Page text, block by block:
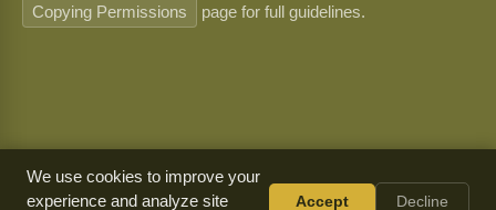
Copying Permissions
page for full guidelines.
We use cookies to improve your
experience and analyze site
Accept Decline